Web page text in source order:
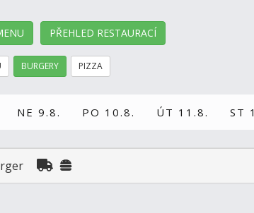
PŘEHLED RESTAURACÍ
BURGERY PIZZA
NE 9.8. PO 10.8. ÚT 11.8. ST